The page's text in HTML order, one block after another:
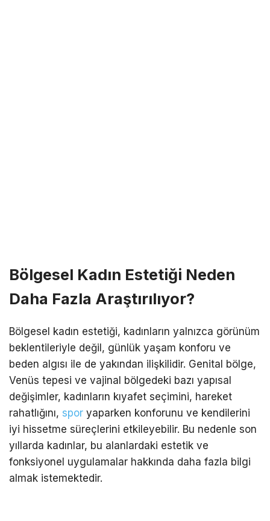
Bölgesel Kadın Estetiği Neden
Daha Fazla Araştırılıyor?
Bölgesel kadın estetiği, kadınların yalnızca görünüm
beklentileriyle değil, günlük yaşam konforu ve
beden algısı ile de yakından ilişkilidir. Genital bölge,
Venüs tepesi ve vajinal bölgedeki bazı yapısal
değişimler, kadınların kıyafet seçimini, hareket
rahatlığını, spor yaparken konforunu ve kendilerini
iyi hissetme süreçlerini etkileyebilir. Bu nedenle son
yıllarda kadınlar, bu alanlardaki estetik ve
fonksiyonel uygulamalar hakkında daha fazla bilgi
almak istemektedir.